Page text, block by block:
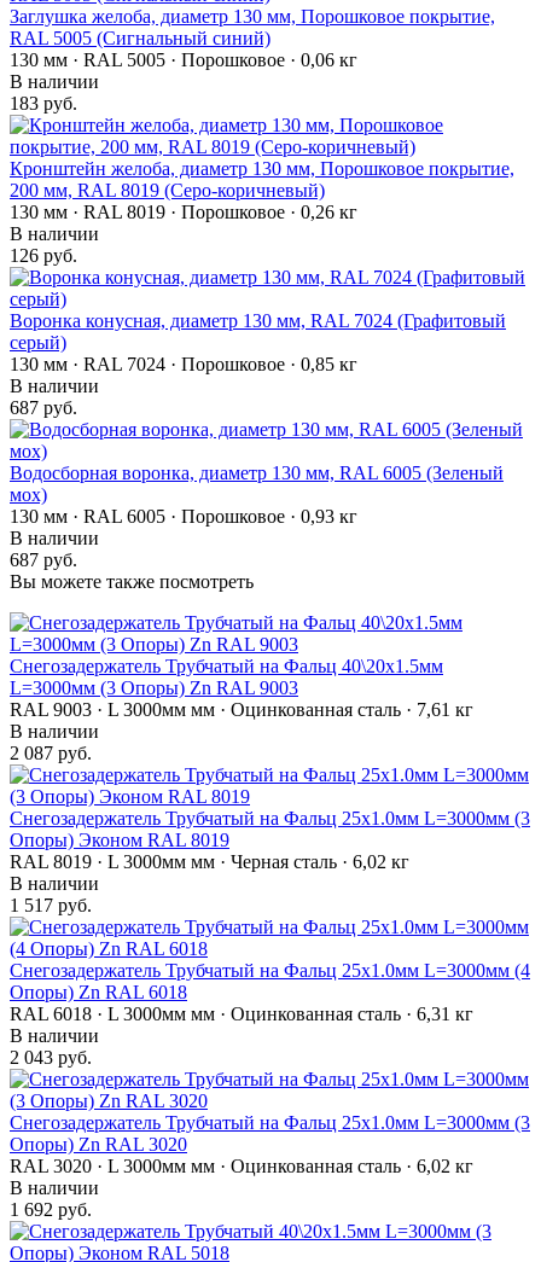
Заглушка желоба, диаметр 130 мм, Порошковое покрытие,
RAL 5005 (Сигнальный синий)
130 мм · RAL 5005 · Порошковое · 0,06 кг
В наличии
183 руб.
Кронштейн желоба, диаметр 130 мм, Порошковое покрытие,
200 мм, RAL 8019 (Серо-коричневый)
130 мм · RAL 8019 · Порошковое · 0,26 кг
В наличии
126 руб.
Воронка конусная, диаметр 130 мм, RAL 7024 (Графитовый
серый)
130 мм · RAL 7024 · Порошковое · 0,85 кг
В наличии
687 руб.
Водосборная воронка, диаметр 130 мм, RAL 6005 (Зеленый
мох)
130 мм · RAL 6005 · Порошковое · 0,93 кг
В наличии
687 руб.
Вы можете также посмотреть
Снегозадержатель Трубчатый на Фальц 40\20х1.5мм
L=3000мм (3 Опоры) Zn RAL 9003
RAL 9003 · L 3000мм мм · Оцинкованная сталь · 7,61 кг
В наличии
2 087 руб.
Снегозадержатель Трубчатый на Фальц 25х1.0мм L=3000мм (3
Опоры) Эконом RAL 8019
RAL 8019 · L 3000мм мм · Черная сталь · 6,02 кг
В наличии
1 517 руб.
Снегозадержатель Трубчатый на Фальц 25х1.0мм L=3000мм (4
Опоры) Zn RAL 6018
RAL 6018 · L 3000мм мм · Оцинкованная сталь · 6,31 кг
В наличии
2 043 руб.
Снегозадержатель Трубчатый на Фальц 25х1.0мм L=3000мм (3
Опоры) Zn RAL 3020
RAL 3020 · L 3000мм мм · Оцинкованная сталь · 6,02 кг
В наличии
1 692 руб.